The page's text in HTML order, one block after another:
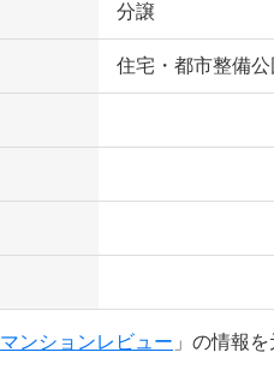
分譲
住宅・都市整備公
マンションレビュー 」の情報